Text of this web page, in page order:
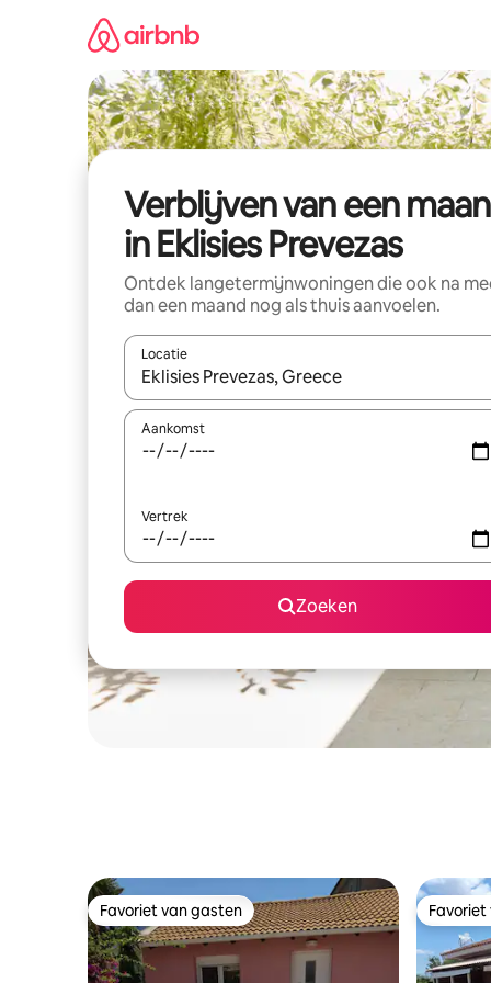
Verblijven van een
in Eklisies Prevezas
Ontdek langetermijnwoningen die ook na
dan een maand nog als thuis aanvoelen.
Locatie
Wanneer er suggesties beschikbaar zijn, maak
Aankomst
Vertrek
Zoeken
Favoriet van gasten
Favoriet van gasten